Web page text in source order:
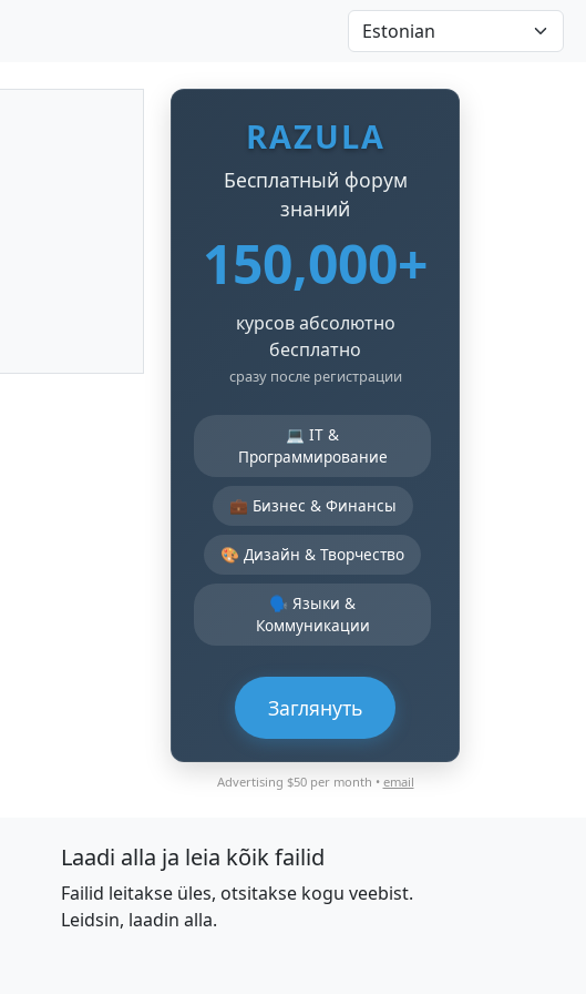
RAZULA
Бесплатный форум
знаний
150,000+
курсов абсолютно
бесплатно
сразу после регистрации
💻 IT &
Программирование
💼 Бизнес & Финансы
🎨 Дизайн & Творчество
🗣️ Языки &
Коммуникации
Заглянуть
Advertising $50 per month • email
Laadi alla ja leia kõik failid
Failid leitakse üles, otsitakse kogu veebist.
Leidsin, laadin alla.